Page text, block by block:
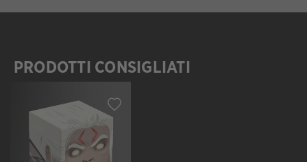
Salta la galleria dei prodotti
PRODOTTI CONSIGLIATI